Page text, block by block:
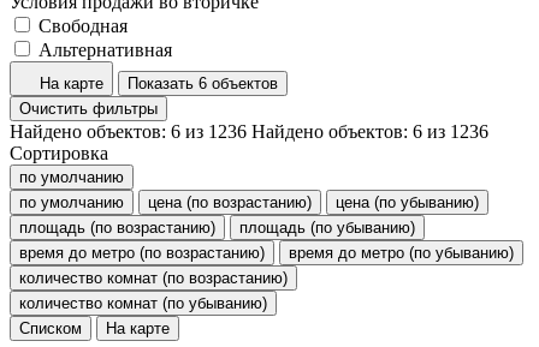
Свободная
Альтернативная
На карте
Показать 6 объектов
Очистить фильтры
Найдено объектов: 6 из 1236 Найдено объектов: 6 из 1236
Сортировка
по умолчанию
по умолчанию
цена (по возрастанию)
цена (по убыванию)
площадь (по возрастанию)
площадь (по убыванию)
время до метро (по возрастанию)
время до метро (по убыванию)
количество комнат (по возрастанию)
количество комнат (по убыванию)
Списком
На карте